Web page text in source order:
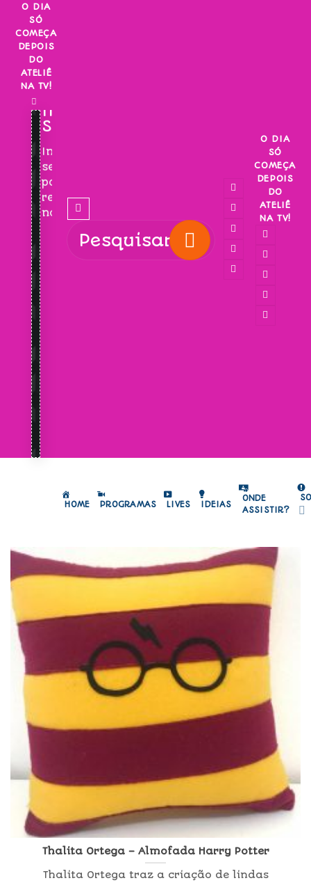
Skip
content
O DIA
SÓ
COMEÇA
DEPOIS
DO
ATELIÊ
NA TV!
INSCREVA-
SE!
Inscreva-
se
para
receber
novidades!
O DIA
SÓ
COMEÇA
DEPOIS
DO
ATELIÊ
NA TV!
HOME PROGRAMAS LIVES IDEIAS
ONDE
ASSISTIR?
Thalita Ortega – Almofada Harry Potter
Thalita Ortega traz a criação de lindas